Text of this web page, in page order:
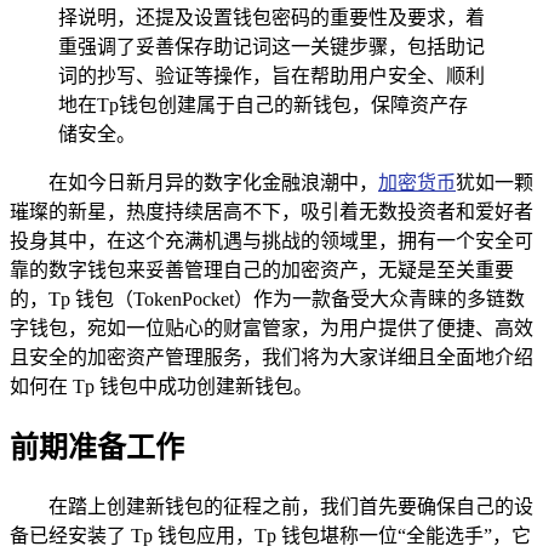
择说明，还提及设置钱包密码的重要性及要求，着
重强调了妥善保存助记词这一关键步骤，包括助记
词的抄写、验证等操作，旨在帮助用户安全、顺利
地在Tp钱包创建属于自己的新钱包，保障资产存
储安全。
在如今日新月异的数字化金融浪潮中， 加密货币犹如一颗
璀璨的新星，热度持续居高不下，吸引着无数投资者和爱好者
投身其中，在这个充满机遇与挑战的领域里，拥有一个安全可
靠的数字钱包来妥善管理自己的加密资产，无疑是至关重要
的，Tp 钱包（TokenPocket）作为一款备受大众青睐的多链数
字钱包，宛如一位贴心的财富管家，为用户提供了便捷、高效
且安全的加密资产管理服务，我们将为大家详细且全面地介绍
如何在 Tp 钱包中成功创建新钱包。
前期准备工作
在踏上创建新钱包的征程之前，我们首先要确保自己的设
备已经安装了 Tp 钱包应用，Tp 钱包堪称一位“全能选手”，它